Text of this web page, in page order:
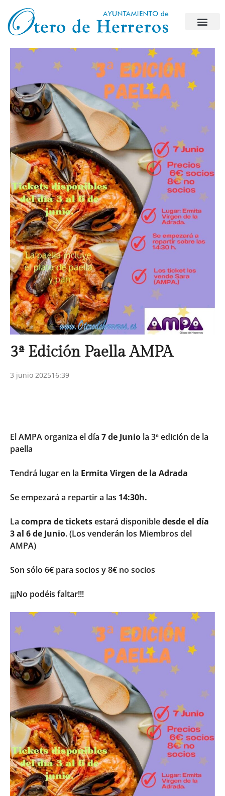
3ª Edición Paella AMPA
3 junio 202516:39
El AMPA organiza el día 7 de Junio la 3ª edición de la
paella
Tendrá lugar en la Ermita Virgen de la Adrada
Se empezará a repartir a las 14:30h.
La compra de ticketsestará disponibledesde el día
3 al 6 de Junio. (Los venderán los Miembros del
AMPA)
Son sólo 6€ para socios y 8€ no socios
¡¡¡No podéis faltar!!!